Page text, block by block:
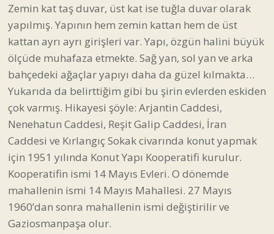
Zemin kat taş duvar, üst kat ise tuğla duvar olarak
yapılmış. Yapının hem zemin kattan hem de üst
kattan ayrı ayrı girişleri var. Yapı, özgün halini büyük
ölçüde muhafaza etmekte. Sağ yan, sol yan ve arka
bahçedeki ağaçlar yapıyı daha da güzel kılmakta…
Yukarıda da belirttiğim gibi bu şirin evlerden eskiden
çok varmış. Hikayesi şöyle: Arjantin Caddesi,
Nenehatun Caddesi, Reşit Galip Caddesi, İran
Caddesi ve Kırlangıç Sokak civarında konut yapmak
için 1951 yılında Konut Yapı Kooperatifi kurulur.
Kooperatifin ismi 14 Mayıs Evleri. O dönemde
mahallenin ismi 14 Mayıs Mahallesi. 27 Mayıs
1960’dan sonra mahallenin ismi değiştirilir ve
Gaziosmanpaşa olur.